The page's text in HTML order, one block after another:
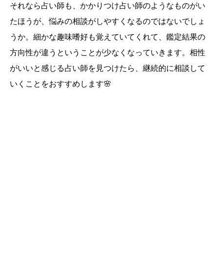
それなら占い師も、かかりつけ占い師のようなものがい
たほうが、悩みの相談がしやすくなるのではないでしょ
うか。細かな趣味嗜好も覚えていてくれて、鑑定結果の
方向性が違うということが少なくなっていきます。相性
がいいと感じる占い師を見つけたら、継続的に相談して
いくことをおすすめします🌸